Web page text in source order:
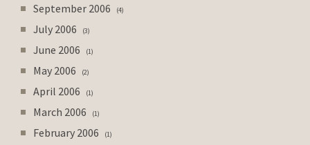
September 2006 4
July 2006 3
June 2006 1
May 2006 2
April 2006 1
March 2006 1
February 2006 1